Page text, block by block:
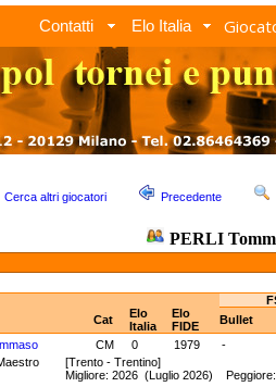
Contatti Elo Italia
Cerca altri giocatori Precedente
PERLI
Cat
Elo
Italia
Elo
FIDE
Bullet
CM 0 1979
-
Maestro [Trento - Trentino]
Migliore: 2026 (Luglio 2026)